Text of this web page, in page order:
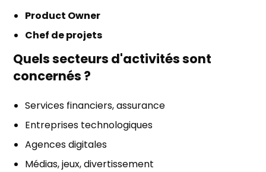
Product Owner
Chef de projets
Quels secteurs d'activités sont
concernés ?
Services financiers, assurance
Entreprises technologiques
Agences digitales
Médias, jeux, divertissement